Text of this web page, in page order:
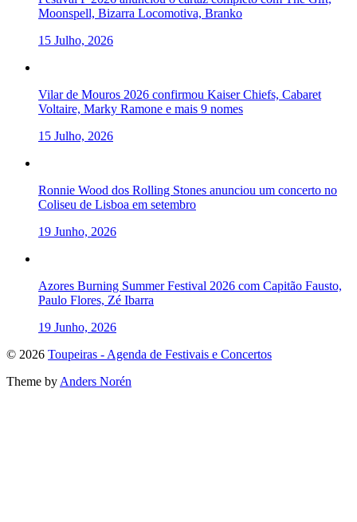
Moonspell, Bizarra Locomotiva, Branko
15 Julho, 2026
Vilar de Mouros 2026 confirmou Kaiser Chiefs, Cabaret
Voltaire, Marky Ramone e mais 9 nomes
15 Julho, 2026
Ronnie Wood dos Rolling Stones anunciou um concerto no
Coliseu de Lisboa em setembro
19 Junho, 2026
Azores Burning Summer Festival 2026 com Capitão Fausto,
Paulo Flores, Zé Ibarra
19 Junho, 2026
To
top
© 2026 Toupeiras - Agenda de Festivais e Concertos
Theme by Anders Norén